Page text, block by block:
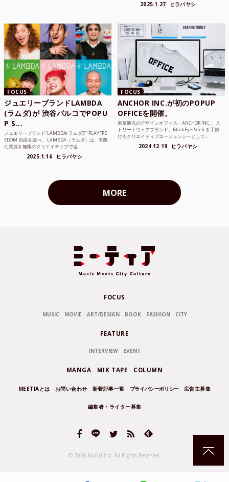
2025.1.27 ヒラバヤシ
FOCUS
ジュエリーブランドLAMBDA
(ラムダ)が 渋谷パルコでPOPU
P S...
ジュエリーブランド“LAMBDA( ラムダ))” “PLAYFRE
EDOM 自由を遊べ。 LAMBDA（ラムダ）は、有限
な資源を無限のクリエイティブで追...
2025.1.16 ヒラバヤシ
FOCUS
ANCHOR INC.が初のPOPUP
OFFICEを開催。
東京拠点のデザインオフィス、ANCHOR INC.。 ス
トリートウェアブランド、BlackEyePatch を手掛
けるクリエイティブエージェンシーとして...
2024.12.19 ヒラバヤシ
MORE
FOCUS
MUSIC MOVIE ART/DESIGN BOOK FASHION CITY
FEATURE
INTERVIEW EVENT
MANGA MIX TAPE COLUMN
MEETIAとは お問い合わせ 新着記事一覧 プライバシーポリシー 広告主募集
編集者・ライター募集
© 2026 Mural Inc. All Rights Reserved.